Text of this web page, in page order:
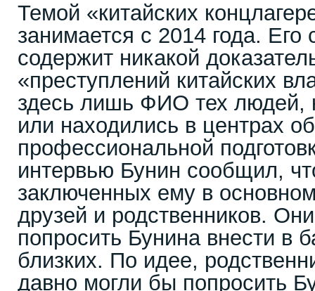
Темой «китайских
занимается с 2014 года. Его
содержит никакой
«преступлений китайских
здесь лишь ФИО тех людей,
или находились в центрах
профессиональной
интервью Бунин сообщил,
заключенных ему в
друзей и родственников.
попросить Бунина внести в
близких. По идее,
давно могли бы попросить